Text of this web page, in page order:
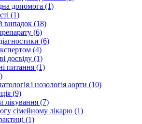
допомога (1)
(1)
випадок (18)
(6)
(6)
(4)
досвіду (1)
питання (1)
і нозологія аорти (10)
(9)
лікування (7)
сімейному лікарю (1)
(1)